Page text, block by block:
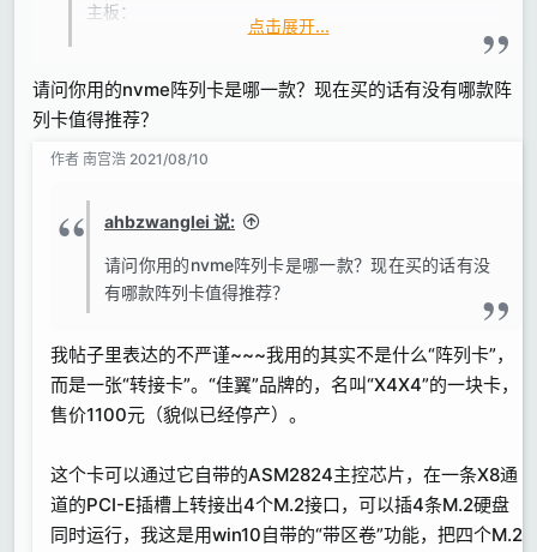
主板：
内存：
光威渣货128G（因为不太稳定所以现在已经拆掉一半
只用64G）
硬盘：
一个256G三星SM961固态硬盘做系统，
一个intel的SATA的1T固态硬盘分了两个区，其中
200G用来装工程文件（不定期做备份）剩下给另一个
区的用来装VST插件。
四个1T的三星PM961固态硬盘用一张阵列卡插在PCI-
E插槽上以“带区卷”的形式合并为一个分区，用来跑采
样音色库。
一个2T的海康威视C2000PRO固态硬盘（初代紫光芯
个硬盘基本上属于预备军，等啥时候跑采样的硬盘容量
不够了就把它转正）
两个2T的机械硬盘用来备份工程文件（机子里插一
点击展开...
请问你用的nvme阵列卡是哪一款？现在买的话有没有哪款阵
列卡值得推荐？
作者 南宫浩 2021/08/10
ahbzwanglei 说:
请问你用的nvme阵列卡是哪一款？现在买的话有没
有哪款阵列卡值得推荐？
我帖子里表达的不严谨~~~我用的其实不是什么“阵列卡”，
而是一张“转接卡”。“佳翼”品牌的，名叫“X4X4”的一块卡，
售价1100元（貌似已经停产）。
这个卡可以通过它自带的ASM2824主控芯片，在一条X8通
道的PCI-E插槽上转接出4个M.2接口，可以插4条M.2硬盘
同时运行，我这是用win10自带的“带区卷”功能，把四个M.2